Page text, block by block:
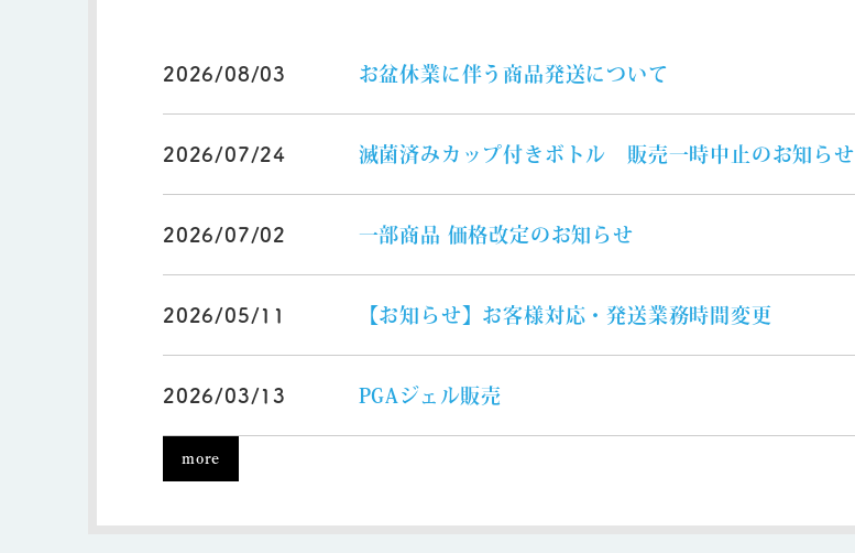
2026/08/03 お盆休業に伴う商品発送について
2026/07/24 滅菌済みカップ付きボトル 販売一時中止のお知らせ
2026/07/02 一部商品 価格改定のお知らせ
2026/05/11 【お知らせ】お客様対応・発送業務時間変更
2026/03/13 PGAジェル販売
more